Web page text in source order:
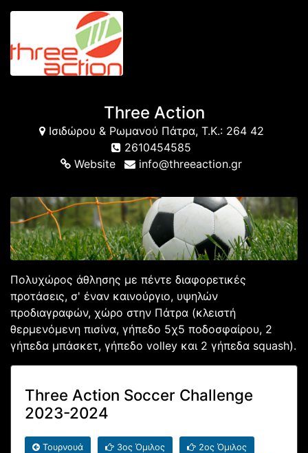
Three Action
Ισιδώρου & Ρωμανού Πάτρα, Τ.Κ.: 264 42
2610454585
Website
info@threeaction.gr
Πολυχώρος άθλησης με πέντε διαφορετικές
προτάσεις, σ' έναν καινούργιο, υψηλών
προδιαγραφών, χώρο στην Πάτρα (κλειστή
θερμενόμενη πισίνα, γήπεδο 5χ5 ποδοσφαίρου, 2
γήπεδα μπάσκετ, γήπεδο volley και 2 γήπεδα squash).
Three Action Soccer Challenge
2023-2024
Τουρνουά 3ος Όμιλος 2ος Όμιλος